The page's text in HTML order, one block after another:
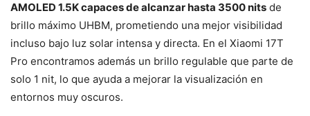
AMOLED 1.5K capaces de alcanzar hasta 3500 nits de
brillo máximo UHBM, prometiendo una mejor visibilidad
incluso bajo luz solar intensa y directa. En el Xiaomi 17T
Pro encontramos además un brillo regulable que parte de
solo 1 nit, lo que ayuda a mejorar la visualización en
entornos muy oscuros.